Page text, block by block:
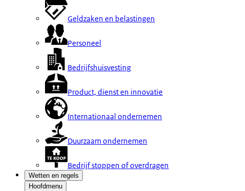
Geldzaken en belastingen
Personeel
Bedrijfshuisvesting
Product, dienst en innovatie
Internationaal ondernemen
Duurzaam ondernemen
Bedrijf stoppen of overdragen
Wetten en regels
Hoofdmenu